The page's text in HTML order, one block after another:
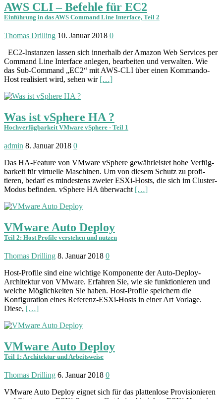
AWS CLI – Befehle für EC2
Einführung in das AWS Command Line Interface, Teil 2
Thomas Drilling 10. Januar 2018 0
EC2-Instanzen lassen sich innerhalb der Amazon Web Services per
Command Line Interface anlegen, bearbeiten und verwalten. Wie
das Sub-Command „EC2“ mit AWS-CLI über einen Kommando-
Host realisiert wird, sehen wir […]
Was ist vSphere HA ?
Hochverfügbarkeit VMware vSphere - Teil 1
admin 8. Januar 2018 0
Das HA-Feature von VMware vSphere gewähr­leistet hohe Verfüg­
barkeit für virtu­elle Maschinen. Um von diesem Schutz zu profi­
tieren, bedarf es min­destens zweier ESXi-Hosts, die sich im Cluster-
Modus be­finden. vSphere HA über­wacht […]
VMware Auto Deploy
Teil 2: Host Profile verstehen und nutzen
Thomas Drilling 8. Januar 2018 0
Host-Profile sind eine wichtige Komponente der Auto-Deploy-
Architektur von VMware. Erfahren Sie, wie sie funktionieren und
welche Möglichkeiten Sie haben. Host-Profile speichern die
Konfiguration eines Referenz-ESXi-Hosts in einer Art Vorlage.
Diese, […]
VMware Auto Deploy
Teil 1: Architektur und Arbeitsweise
Thomas Drilling 6. Januar 2018 0
VMware Auto Deploy eignet sich für das plattenlose Provisionieren